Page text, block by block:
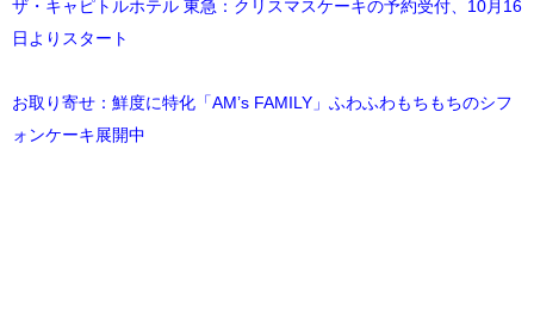
ザ・キャピトルホテル 東急：クリスマスケーキの予約受付、10月16
日よりスタート
お取り寄せ：鮮度に特化「AM’s FAMILY」ふわふわもちもちのシフ
ォンケーキ展開中